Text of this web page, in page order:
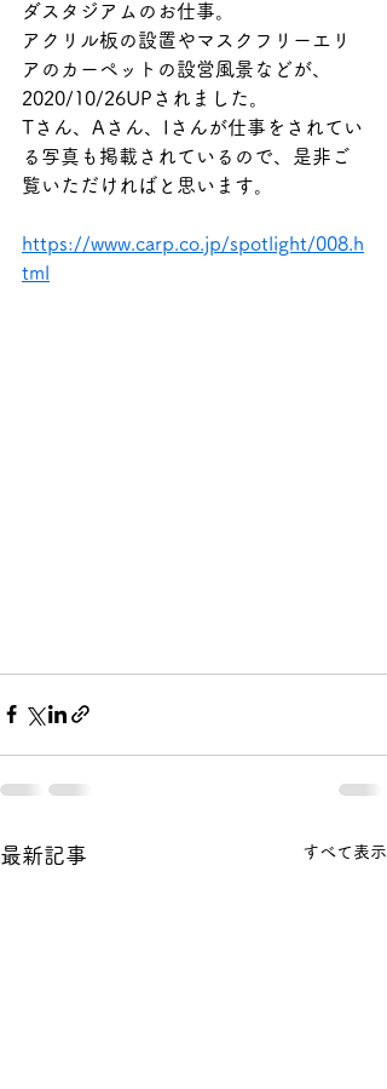
ダスタジアムのお仕事。
アクリル板の設置やマスクフリーエリ
アのカーペットの設営風景などが、
2020/10/26UPされました。
Tさん、Aさん、Iさんが仕事をされてい
る写真も掲載されているので、是非ご
覧いただければと思います。
https://www.carp.co.jp/spotlight/008.h
tml
最新記事 すべて表示